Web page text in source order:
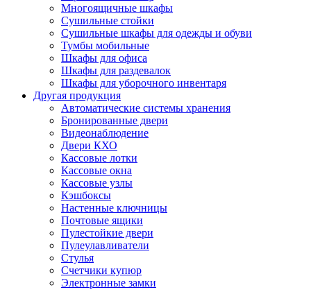
Многоящичные шкафы
Сушильные стойки
Сушильные шкафы для одежды и обуви
Тумбы мобильные
Шкафы для офиса
Шкафы для раздевалок
Шкафы для уборочного инвентаря
Другая продукция
Автоматические системы хранения
Бронированные двери
Видеонаблюдение
Двери КХО
Кассовые лотки
Кассовые окна
Кассовые узлы
Кэшбоксы
Настенные ключницы
Почтовые ящики
Пулестойкие двери
Пулеулавливатели
Стулья
Счетчики купюр
Электронные замки